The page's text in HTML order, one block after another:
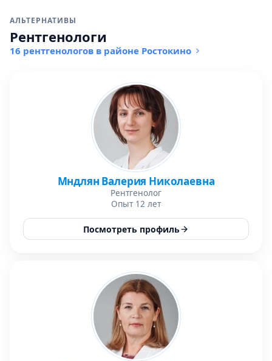
АЛЬТЕРНАТИВЫ
Рентгенологи
16 рентгенологов в районе Ростокино
Мндлян Валерия Николаевна
Рентгенолог
Опыт 12 лет
Посмотреть профиль